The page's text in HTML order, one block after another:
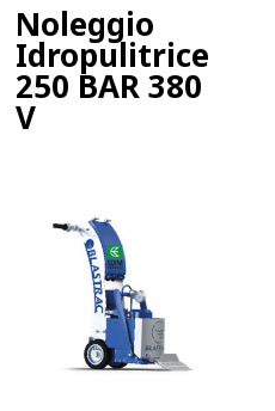
Noleggio
Idropulitrice
250 BAR 380
V